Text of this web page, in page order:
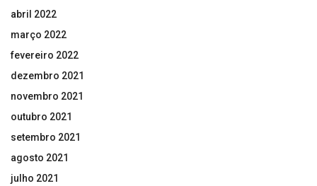
abril 2022
março 2022
fevereiro 2022
dezembro 2021
novembro 2021
outubro 2021
setembro 2021
agosto 2021
julho 2021